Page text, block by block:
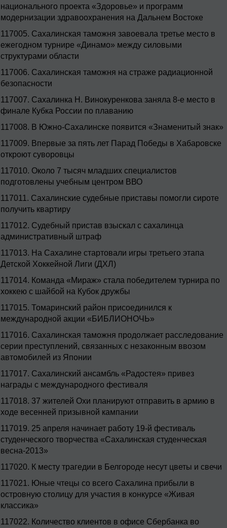
национального проекта «Здоровье» и программ
модернизации здравоохранения на Дальнем Востоке
117005. Сахалинская таможня завоевала третье место в
ежегодном турнире «Динамо» между силовыми
структурами области
117006. Сахалинская таможня на страже радиационной
безопасности
117007. Сахалинка Н. Винокуренкова заняла 8-е место в
финале Кубка России по плаванию
117008. В Южно-Сахалинске появится «Знаменитый знак»
117009. Впервые за пять лет Парад Победы в Хабаровске
откроют суворовцы
117010. Около 7 тысяч младших специалистов
подготовлены учебным центром ВВО
117011. Сахалинские судебные приставы помогли сироте
получить квартиру
117012. Судебный пристав взыскал с сахалинца
административный штраф
117013. На Сахалине стартовали игры третьего этапа
Детской Хоккейной Лиги (ДХЛ)
117014. Команда «Мираж» стала победителем турнира по
хоккею с шайбой на Кубок дружбы
117015. Томаринский район присоединился к
международной акции «БИБЛИОНОЧЬ»
117016. Сахалинская таможня продолжает расследование
серии преступлений, связанных с незаконным ввозом
автомобилей из Японии
117017. Сахалинский ансамбль «Радостея» привез
награды с международного фестиваля
117018. 37 жителей Охи планируют отправить в армию в
ходе весенней призывной кампании
117019. 25 апреля начинает работу 19-й фестиваль
студенческого творчества «Сахалинская студенческая
весна-2013»
117020. К месту трагедии в Белгороде несут цветы и свечи
117021. Юные чтецы со всего Сахалина прибыли в
островную столицу для участия в конкурсе «Живая
классика»
117022. Количество клиентов в офисе Сбербанка во